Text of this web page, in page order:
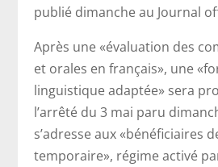
publié dimanche au Journal
Après une «évaluation des
et orales en français», une
linguistique adaptée» sera
l’arrêté du 3 mai paru
s’adresse aux «bénéficiaires
temporaire», régime activé